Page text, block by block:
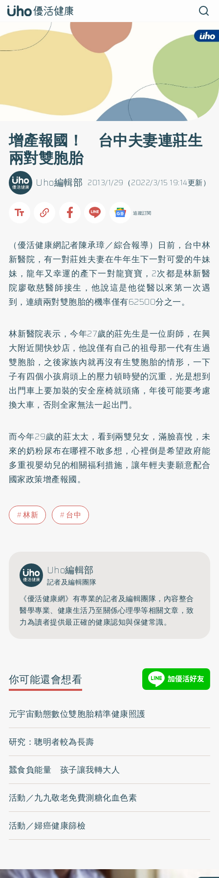
增產報國！ 台中夫妻連莊生
兩對雙胞胎
2013/1/29（2022/3/15 19:14更新）
Uho編輯部
追蹤訂閱
（優活健康網記者陳承璋／綜合報導）日前，台中林
新醫院，有一對莊姓夫妻在牛年生下一對可愛的牛妹
妹，龍年又幸運的產下一對龍寶寶，2次都是林新醫
院廖敬慈醫師接生，他說這是他從醫以來第一次遇
到，連續兩對雙胞胎的機率僅有62500分之一。
林新醫院表示，今年27歲的莊先生是一位廚師，在興
大附近開快炒店，他說僅有自己的祖母那一代有生過
雙胞胎，之後家族內就再沒有生雙胞胎的情形，一下
子有四個小孩肩頭上的壓力頓時變的沉重，光是想到
出門車上要加裝的安全座椅就頭痛，年後可能要考慮
換大車，否則全家無法一起出門。
而今年29歲的莊太太，看到兩雙兒女，滿臉喜悅，未
來的奶粉尿布在哪裡不敢多想，心裡倒是希望政府能
多重視嬰幼兒的相關福利措施，讓年輕夫妻願意配合
國家政策增產報國。
林新 台中
Uho編輯部
記者及編輯團隊
《優活健康網》有專業的記者及編輯團隊，內容整合
醫學專業、健康生活乃至關係心理學等相關文章，致
力為讀者提供最正確的健康認知與保健常識。
你可能還會想看
元宇宙動態數位雙胞胎精準健康照護
研究：聰明者較為長壽
蠶食負能量 孩子讓我轉大人
活動／九九敬老免費測糖化血色素
活動／婦癌健康篩檢